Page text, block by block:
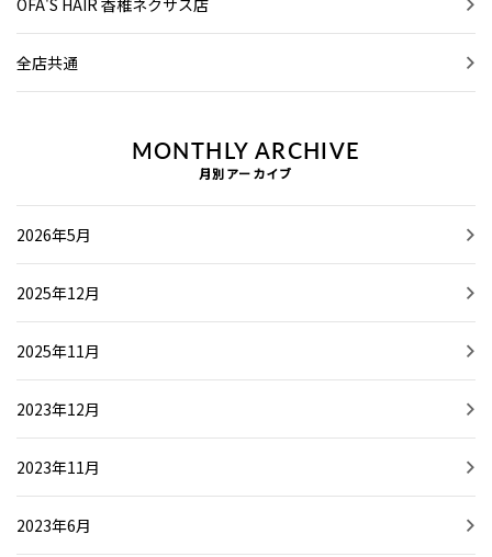
OFA'S HAIR 香椎ネクサス店
全店共通
MONTHLY ARCHIVE
月別アーカイブ
2026年5月
2025年12月
2025年11月
2023年12月
2023年11月
2023年6月